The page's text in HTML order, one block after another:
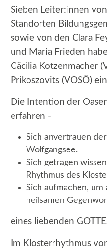
Sieben Leiter:innen
Standorten
sowie von den Clara
und Maria Frieden
Cäcilia Kotzenmacher
Prikoszovits (VOSÖ)
Die Intention der
erfahren -
Sich anvertrauen
Wolfgangsee.
Sich getragen
Rhythmus des
Sich aufmachen, um
heilsamen
eines liebenden
Im Klosterrhythmus